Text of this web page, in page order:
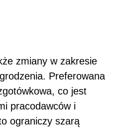
zmiany w zakresie
Preferowana
co jest
pracodawców i
ograniczy szarą